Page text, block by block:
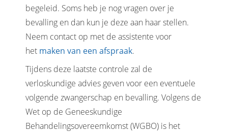
begeleid. Soms heb je nog vragen over je
bevalling en dan kun je deze aan haar stellen.
Neem contact op met de assistente voor
het maken van een afspraak.
Tijdens deze laatste controle zal de
verloskundige advies geven voor een eventuele
volgende zwangerschap en bevalling. Volgens de
Wet op de Geneeskundige
Behandelingsovereemkomst (WGBO) is het